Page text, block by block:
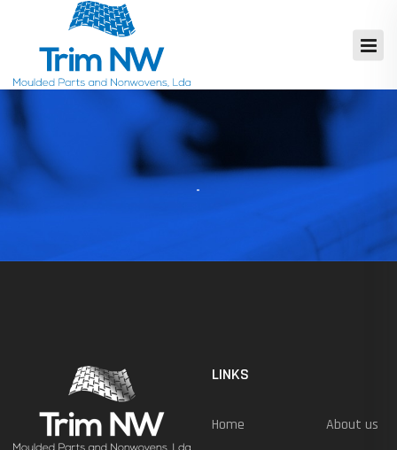
LINKS
Home
About us